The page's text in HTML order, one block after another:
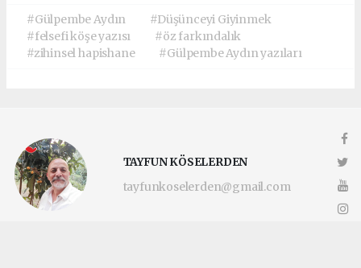
#Gülpembe Aydın
#Düşünceyi Giyinmek
#felsefi köşe yazısı
#öz farkındalık
#zihinsel hapishane
#Gülpembe Aydın yazıları
TAYFUN KÖSELERDEN
tayfunkoselerden@gmail.com